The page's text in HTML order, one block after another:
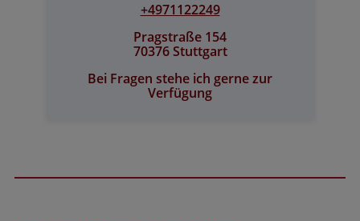
+4971122249
Pragstraße 154
70376 Stuttgart
Bei Fragen stehe ich gerne zur
Verfügung